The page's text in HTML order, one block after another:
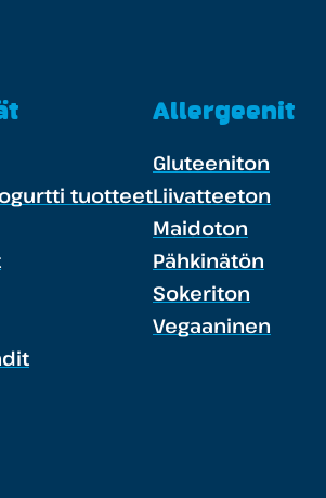
tuotteet
Allergeenit
Gluteeniton
Liivatteeton
Maidoton
Pähkinätön
Sokeriton
Vegaaninen